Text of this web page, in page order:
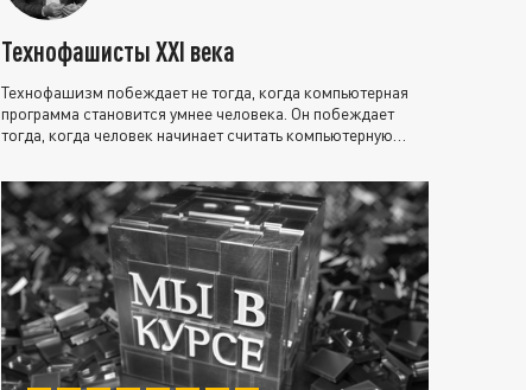
Технофашисты XXI века
Технофашизм побеждает не тогда, когда компьютерная
программа становится умнее человека. Он побеждает
тогда, когда человек начинает считать компьютерную